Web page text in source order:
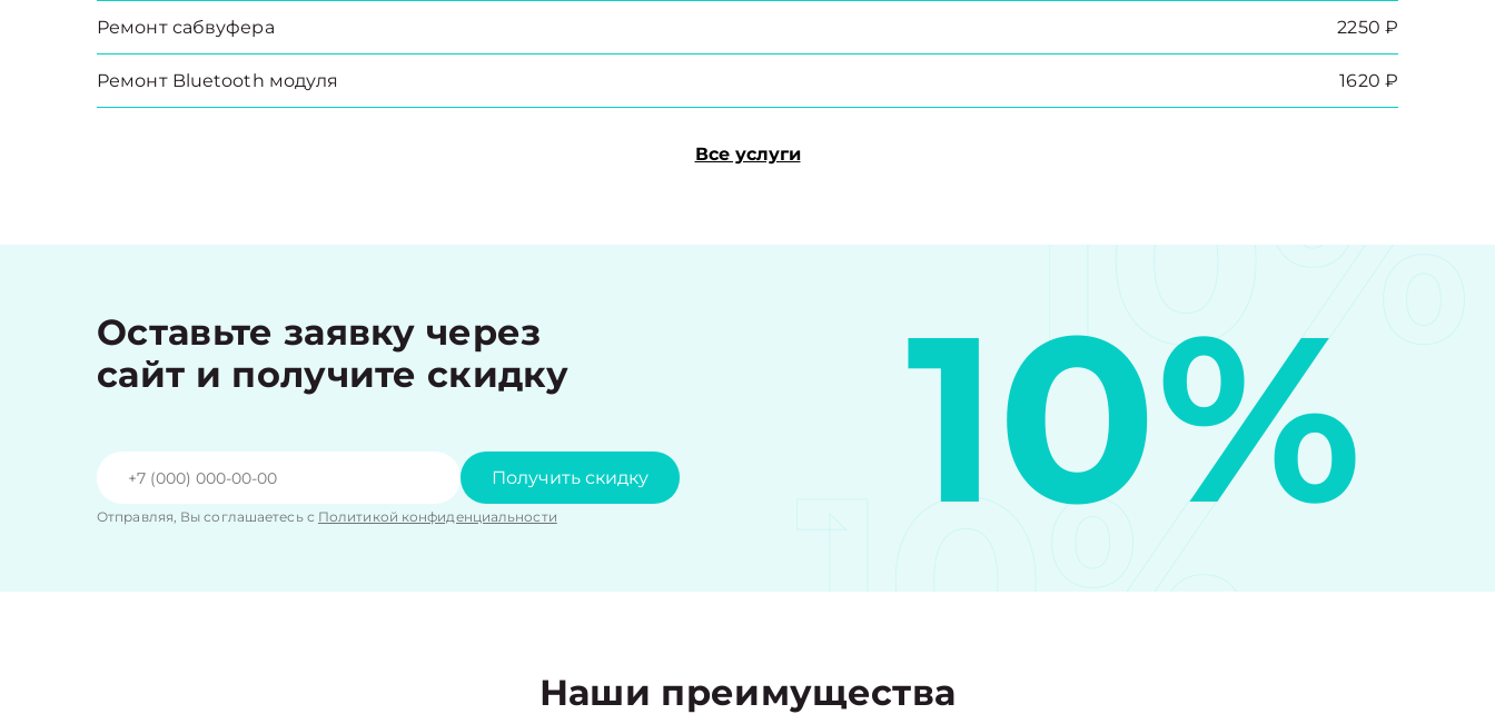
Ремонт сабвуфера 2250 ₽
Ремонт Bluetooth модуля 1620 ₽
Все услуги
Оставьте заявку через
сайт и получите скидку
Получить скидку
Отправляя, Вы соглашаетесь с Политикой конфиденциальности 10%
10%
10%
Наши преимущества